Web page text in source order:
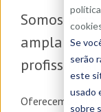
Se
serão
este
usado
sobre
Somos uma
ampla
Oferecemos